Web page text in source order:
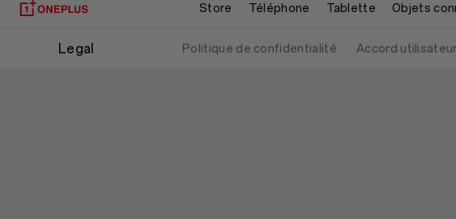
Store Téléphone Tablette Objets
Legal Politique de confidentialité Accord utilisateur